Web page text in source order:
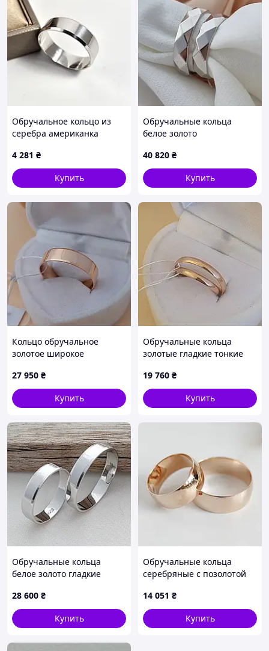
Обручальное кольцо из
серебра американка
классическая
4 281 ₴
Купить
Обручальные кольца
белое золото
Европейка пара 5 мм
40 820 ₴
Купить
Кольцо обручальное
золотое широкое
27 950 ₴
Купить
Обручальные кольца
золотые гладкие тонкие
пара 2.5 мм
19 760 ₴
Купить
Обручальные кольца
белое золото гладкие
мм.
28 600 ₴
Купить
Обручальные кольца
серебряные с позолотой
8 мм пара
14 051 ₴
Купить